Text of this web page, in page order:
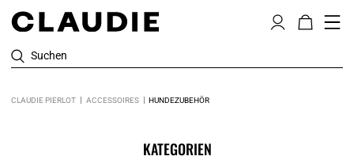
Suchen
CLAUDIE PIERLOT ACCESSOIRES HUNDEZUBEHÖR
KATEGORIEN